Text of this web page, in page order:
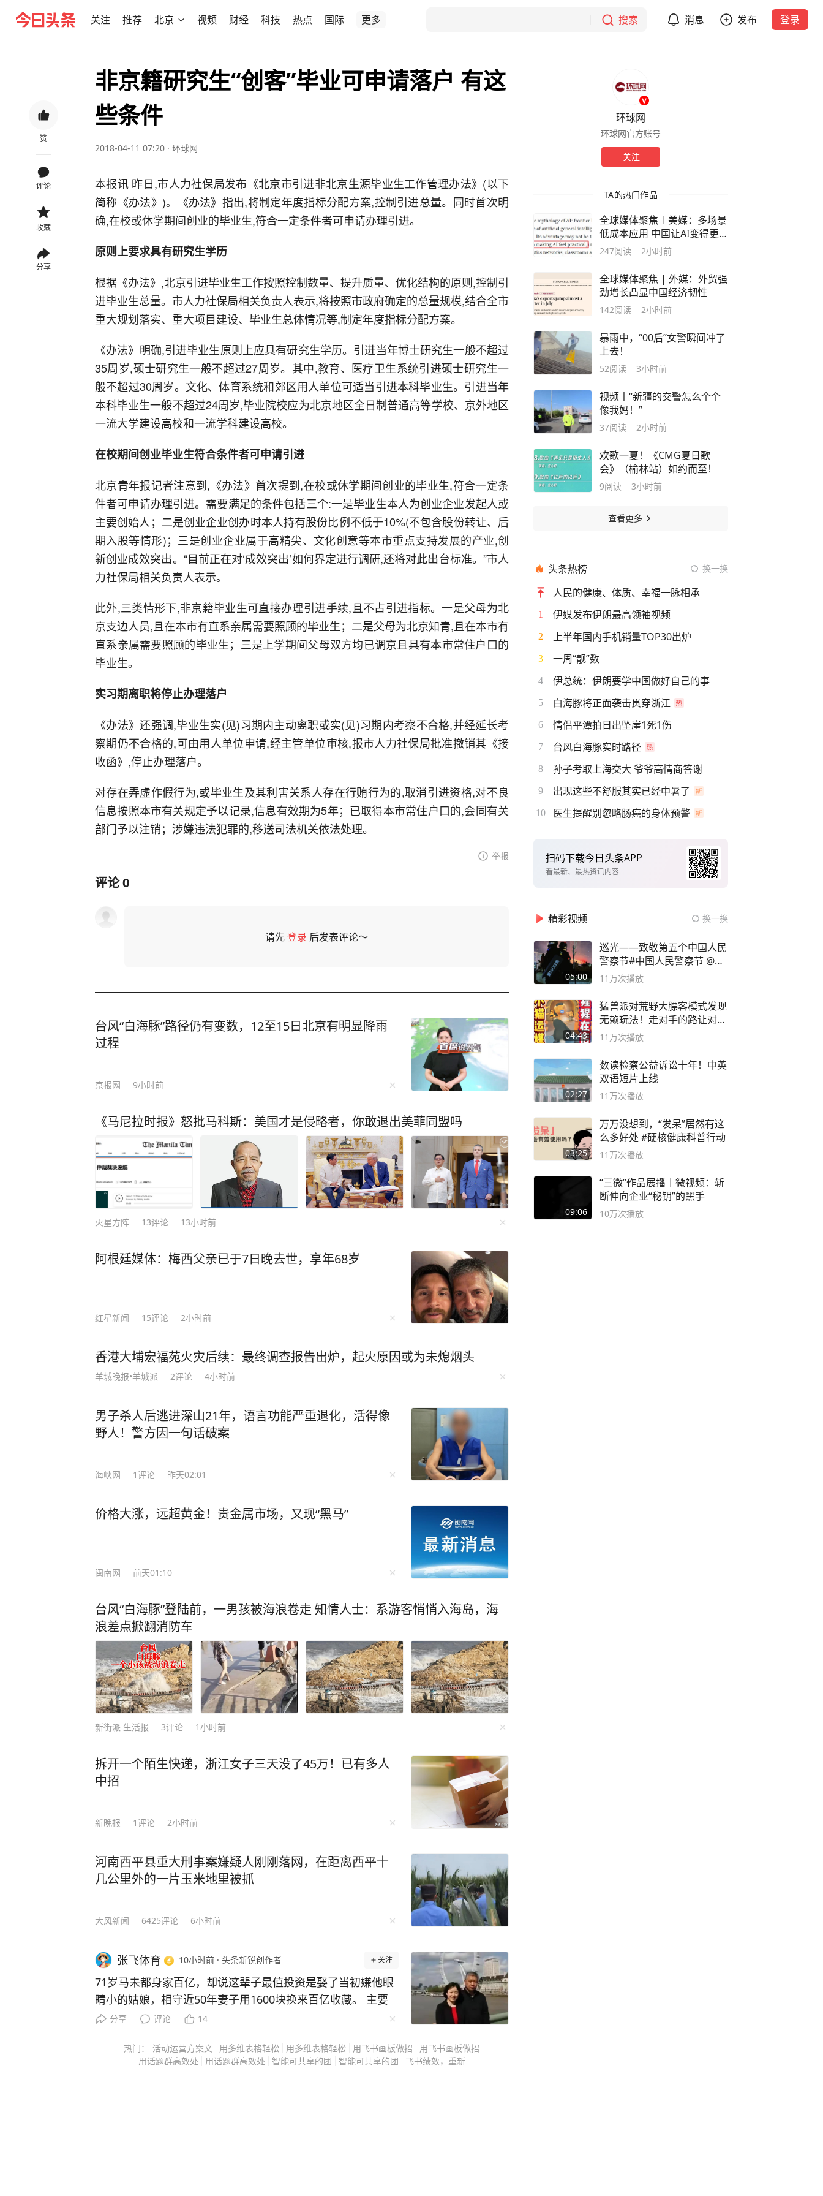
关注 推荐 北京 视频 财经 科技 热点 国际 更多 搜索 消息 发布 登录
赞
评论
收藏
分享
非京籍研究生“创客”毕业可申请落户 有这
些条件
2018-04-11 07:20 · 环球网
本报讯 昨日,市人力社保局发布《北京市引进非北京生源毕业生工作管理办法》(以下
简称《办法》)。《办法》指出,将制定年度指标分配方案,控制引进总量。同时首次明
确,在校或休学期间创业的毕业生,符合一定条件者可申请办理引进。
原则上要求具有研究生学历
根据《办法》,北京引进毕业生工作按照控制数量、提升质量、优化结构的原则,控制引
进毕业生总量。市人力社保局相关负责人表示,将按照市政府确定的总量规模,结合全市
重大规划落实、重大项目建设、毕业生总体情况等,制定年度指标分配方案。
《办法》明确,引进毕业生原则上应具有研究生学历。引进当年博士研究生一般不超过
35周岁,硕士研究生一般不超过27周岁。其中,教育、医疗卫生系统引进硕士研究生一
般不超过30周岁。文化、体育系统和郊区用人单位可适当引进本科毕业生。引进当年
本科毕业生一般不超过24周岁,毕业院校应为北京地区全日制普通高等学校、京外地区
一流大学建设高校和一流学科建设高校。
在校期间创业毕业生符合条件者可申请引进
北京青年报记者注意到,《办法》首次提到,在校或休学期间创业的毕业生,符合一定条
件者可申请办理引进。需要满足的条件包括三个:一是毕业生本人为创业企业发起人或
主要创始人；二是创业企业创办时本人持有股份比例不低于10%(不包含股份转让、后
期入股等情形)；三是创业企业属于高精尖、文化创意等本市重点支持发展的产业,创
新创业成效突出。“目前正在对‘成效突出’如何界定进行调研,还将对此出台标准。”市人
力社保局相关负责人表示。
此外,三类情形下,非京籍毕业生可直接办理引进手续,且不占引进指标。一是父母为北
京支边人员,且在本市有直系亲属需要照顾的毕业生；二是父母为北京知青,且在本市有
直系亲属需要照顾的毕业生；三是上学期间父母双方均已调京且具有本市常住户口的
毕业生。
实习期离职将停止办理落户
《办法》还强调,毕业生实(见)习期内主动离职或实(见)习期内考察不合格,并经延长考
察期仍不合格的,可由用人单位申请,经主管单位审核,报市人力社保局批准撤销其《接
收函》,停止办理落户。
对存在弄虚作假行为,或毕业生及其利害关系人存在行贿行为的,取消引进资格,对不良
信息按照本市有关规定予以记录,信息有效期为5年；已取得本市常住户口的,会同有关
部门予以注销；涉嫌违法犯罪的,移送司法机关依法处理。
举报
评论0
请先登录 后发表评论～
台风“白海豚”路径仍有变数，12至15日北京有明显降雨
过程
京报网 9小时前
《马尼拉时报》怒批马科斯：美国才是侵略者，你敢退出美菲同盟吗
火星方阵 13评论 13小时前
阿根廷媒体：梅西父亲已于7日晚去世，享年68岁
红星新闻 15评论 2小时前
香港大埔宏福苑火灾后续：最终调查报告出炉，起火原因或为未熄烟头
羊城晚报•羊城派 2评论 4小时前
男子杀人后逃进深山21年，语言功能严重退化，活得像
野人！警方因一句话破案
海峡网 1评论 昨天02:01
价格大涨，远超黄金！贵金属市场，又现“黑马”
闽南网 前天01:10
台风“白海豚”登陆前，一男孩被海浪卷走 知情人士：系游客悄悄入海岛，海
浪差点掀翻消防车
新街派 生活报 3评论 1小时前
拆开一个陌生快递，浙江女子三天没了45万！已有多人
中招
新晚报 1评论 2小时前
河南西平县重大刑事案嫌疑人刚刚落网，在距离西平十
几公里外的一片玉米地里被抓
大风新闻 6425评论 6小时前
张飞体育 10小时前 · 头条新锐创作者 关注
71岁马未都身家百亿，却说这辈子最值投资是娶了当初嫌他眼
睛小的姑娘，相守近50年妻子用1600块换来百亿收藏。 主要
信源：（澎湃新闻——马未都：第一次见岳父，我们大吵一
间门口，棉门帘一掀，走进来一个姑娘。 脸蛋冻得通红，两条
黑辫子油亮亮的，穿着小碎花棉袄。 她叫贾宏伟，那年18岁，
分享 评论 14
热门： 活动运营方案文 用多维表格轻松 用多维表格轻松 用飞书画板做招
用飞书画板做招
用话题群高效处
用话题群高效处 智能可共享的团 智能可共享的团 飞书绩效，重新
环球网
环球网官方账号
关注
TA的热门作品
全球媒体聚焦︱美媒：多场景
低成本应用 中国让AI变得更
具实用价值
247阅读 2小时前
全球媒体聚焦 | 外媒：外贸强
劲增长凸显中国经济韧性
142阅读 2小时前
暴雨中，“00后”女警瞬间冲了
上去！
52阅读 3小时前
视频丨“新疆的交警怎么个个
像我妈！”
37阅读 2小时前
欢歌一夏！《CMG夏日歌
会》（榆林站）如约而至！
9阅读 3小时前
查看更多
头条热榜 换一换
人民的健康、体质、幸福一脉相承
1 伊媒发布伊朗最高领袖视频
2 上半年国内手机销量TOP30出炉
3 一周“靓”数
4 伊总统：伊朗要学中国做好自己的事
5 白海豚将正面袭击贯穿浙江
6 情侣平潭拍日出坠崖1死1伤
7 台风白海豚实时路径
8 孙子考取上海交大 爷爷高情商答谢
9 出现这些不舒服其实已经中暑了
10 医生提醒别忽略肠癌的身体预警
扫码下载今日头条APP
看最新、最热资讯内容
精彩视频 换一换
05:00
巡光——致敬第五个中国人民
警察节#中国人民警察节 @抖
音小助手
11万次播放
04:43
猛兽派对荒野大膘客模式发现
无赖玩法！走对手的路让对手
无路可走
11万次播放
02:27
数读检察公益诉讼十年！中英
双语短片上线
11万次播放
03:25
万万没想到，“发呆”居然有这
么多好处 #硬核健康科普行动
11万次播放
09:06
“三微”作品展播｜微视频：斩
断伸向企业“秘钥”的黑手
10万次播放